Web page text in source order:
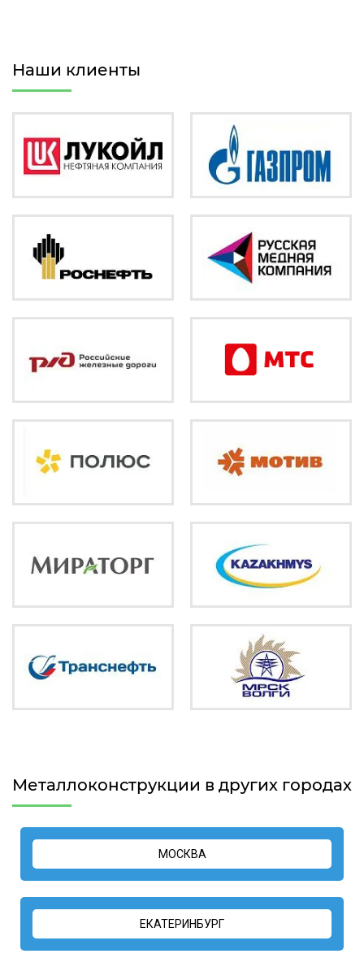
Наши клиенты
Металлоконструкции в других городах
МОСКВА
ЕКАТЕРИНБУРГ